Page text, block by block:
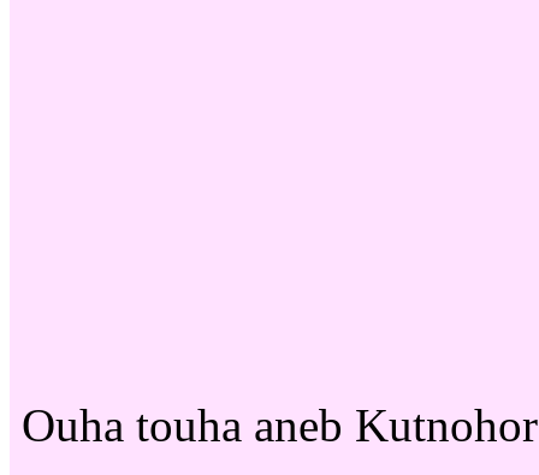
Ouha touha aneb